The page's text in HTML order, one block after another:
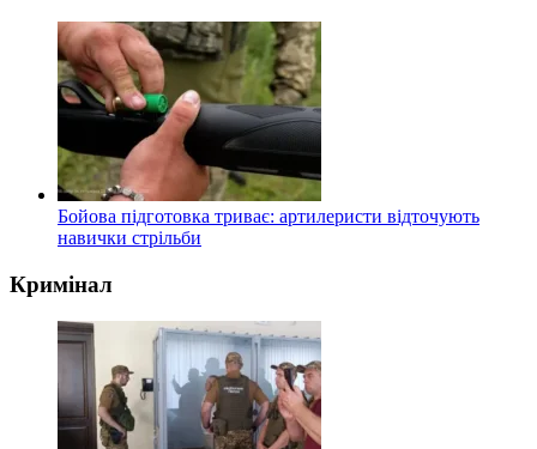
Бойова підготовка триває: артилеристи відточують
навички стрільби
Кримінал